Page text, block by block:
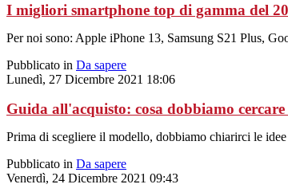
I migliori smartphone top di gamma del
Per noi sono: Apple iPhone 13, Samsung S21 Plus,
Pubblicato in Da sapere
Lunedì, 27 Dicembre 2021 18:06
Guida all'acquisto: cosa dobbiamo
Prima di scegliere il modello, dobbiamo chiarirci le
Pubblicato in Da sapere
Venerdì, 24 Dicembre 2021 09:43